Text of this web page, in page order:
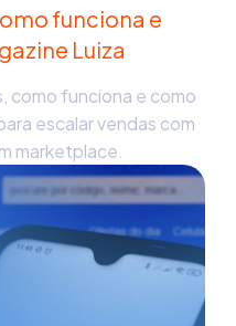
funciona e
Luiza
como funciona e como
escalar vendas com
marketplace.